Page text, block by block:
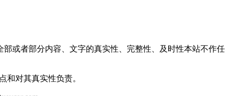
或者部分内容、文字的真实性、完整性、及时性本站不作任
和对其真实性负责。